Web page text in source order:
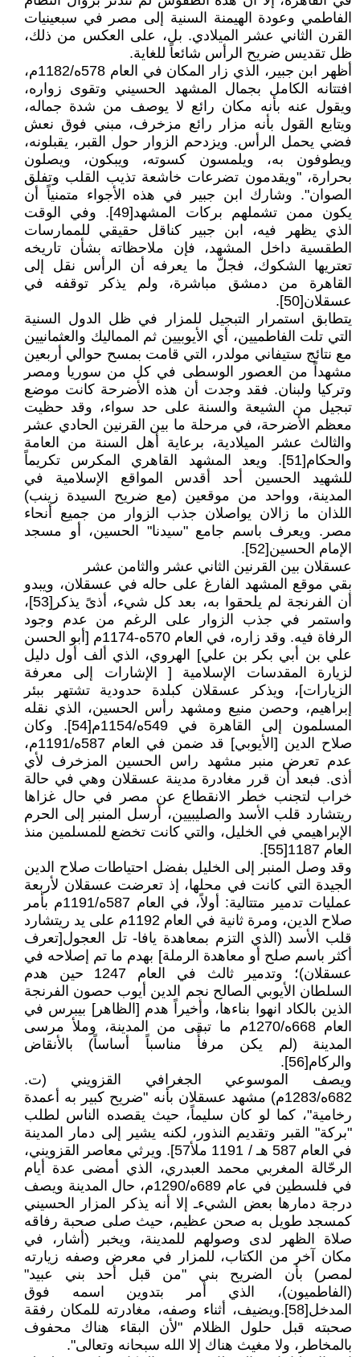
الفاطمي وعودة الهيمنة السنية إلى مصر في سبعينيات
القرن الثاني عشر الميلادي. بل، على العكس من ذلك،
ظل تقديس ضريح الرأس شائعاً للغاية.
أظهر ابن جبير، الذي زار المكان في العام 578ه/1182م،
افتتانه الكامل بجمال المشهد الحسيني وتقوى زواره،
ويقول عنه بأنه مكان رائع لا يوصف من شدة جماله،
ويتابع القول بأنه مزار رائع مزخرف، مبني فوق نعش
فضي يحمل الرأس. ويزدحم الزوار حول القبر، يقبلونه،
ويطوفون به، ويلمسون كسوته، ويبكون، ويصلون
بحرارة، "ويقدمون تضرعات خاشعة تذيب القلب وتفلق
الصوان". وشارك ابن جبير في هذه الأجواء متمنياً أن
يكون ممن تشملهم بركات المشهد[49]. وفي الوقت
الذي يظهر فيه، ابن جبير كناقل حقيقي للممارسات
الطقسية داخل المشهد، فإن ملاحظاته بشأن تاريخه
تعتريها الشكوك، فجلّ ما يعرفه أن الرأس نقل إلى
القاهرة من دمشق مباشرة، ولم يذكر توقفه في
عسقلان[50].
يتطابق استمرار التبجيل للمزار في ظل الدول السنية
التي تلت الفاطميين، أي الأيوبيين ثم المماليك والعثمانيين
مع نتائج ستيفاني مولدر، التي قامت بمسح حوالي أربعين
مشهداً من العصور الوسطى في كل من سوريا ومصر
وتركيا ولبنان. فقد وجدت أن هذه الأضرحة كانت موضع
تبجيل من الشيعة والسنة على حد سواء، وقد حظيت
معظم الأضرحة، في مرحلة ما بين القرنين الحادي عشر
والثالث عشر الميلادية، برعاية أهل السنة من العامة
والحكام[51]. ويعد المشهد القاهري المكرس تكريماً
للشهيد الحسين أحد أقدس المواقع الإسلامية في
المدينة، وواحد من موقعين (مع ضريح السيدة زينب)
اللذان ما زالان يواصلان جذب الزوار من جميع أنحاء
مصر. ويعرف باسم جامع "سيدنا" الحسين، أو مسجد
الإمام الحسين[52].
عسقلان بين القرنين الثاني عشر والثامن عشر
بقي موقع المشهد الفارغ على حاله في عسقلان، ويبدو
أن الفرنجة لم يلحقوا به، بعد كل شيء، أذىً يذكر[53]،
واستمر في جذب الزوار على الرغم من عدم وجود
الرفاة فيه. وقد زاره، في العام 570ه-1174م [أبو الحسن
علي بن أبي بكر بن علي] الهروي، الذي ألف أول دليل
لزيارة المقدسات الإسلامية [ الإشارات إلى معرفة
الزيارات]، ويذكر عسقلان كبلدة حدودية تشتهر ببئر
إبراهيم، وحصن منيع ومشهد رأس الحسين، الذي نقله
المسلمون إلى القاهرة في 549ه/1154م[54]. وكان
صلاح الدين [الأيوبي] قد ضمن في العام 587ه/1191م،
عدم تعرض منبر مشهد راس الحسين المزخرف لأي
أذى. فبعد أن قرر مغادرة مدينة عسقلان وهي في حالة
خراب لتجنب خطر الانقطاع عن مصر في حال غزاها
ريتشارد قلب الأسد والصليبيين، أرسل المنبر إلى الحرم
الإبراهيمي في الخليل، والتي كانت تخضع للمسلمين منذ
العام 1187[55].
وقد وصل المنبر إلى الخليل بفضل احتياطات صلاح الدين
الجيدة التي كانت في محلها، إذ تعرضت عسقلان لأربعة
عمليات تدمير متتالية: أولاً، في العام 587ه/1191م بأمر
صلاح الدين، ومرة ثانية في العام 1192م على يد ريتشارد
قلب الأسد (الذي التزم بمعاهدة يافا- تل العجول[تعرف
أكثر باسم صلح أو معاهدة الرملة] بهدم ما تم إصلاحه في
عسقلان)؛ وتدمير ثالث في العام 1247 حين هدم
السلطان الأيوبي الصالح نجم الدين أيوب حصون الفرنجة
الذين بالكاد انهوا بناءها، وأخيراً هدم [الظاهر] بيبرس في
العام 668ه/1270م ما تبقى من المدينة، وملأ مرسى
المدينة (لم يكن مرفأً مناسباً أساساً) بالأنقاض
والركام[56].
ويصف الموسوعي الجغرافي القزويني (ت.
682ه/1283م) مشهد عسقلان بأنه "ضريح كبير به أعمدة
رخامية"، كما لو كان سليماً، حيث يقصده الناس لطلب
"بركة" القبر وتقديم النذور، لكنه يشير إلى دمار المدينة
في العام 587 هـ / 1191 ملأ57]. ويرثي معاصر القزويني،
الرحّالة المغربي محمد العبدري، الذي أمضى عدة أيام
في فلسطين في عام 689ه/1290م، حال المدينة ويصف
درجة دمارها بعض الشيءـ إلا أنه يذكر المزار الحسيني
كمسجد طويل به صحن عظيم، حيث صلى صحبة رفاقه
صلاة الظهر لدى وصولهم للمدينة، ويخبر (أشار، في
مكان آخر من الكتاب، للمزار في معرض وصفه زيارته
لمصر) بأن الضريح بني "من قبل أحد بني عبيد"
(الفاطميون)، الذي أمر بتدوين اسمه فوق
المدخل[58].ويضيف، أثناء وصفه، مغادرته للمكان رفقة
صحبته قبل حلول الظلام "لأن البقاء هناك محفوف
بالمخاطر، ولا مغيث هناك إلا الله سبحانه وتعالى".